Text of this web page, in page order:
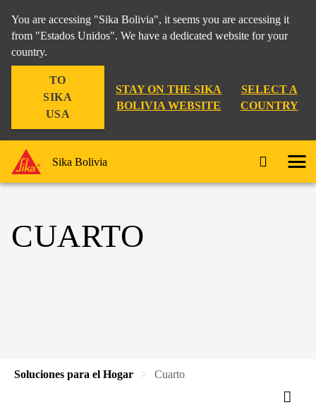
You are accessing "Sika Bolivia", it seems you are accessing it
from "Estados Unidos". We have a dedicated website for your
country.
TO
SIKA
USA
STAY ON THE SIKA
BOLIVIA WEBSITE
SELECT A
COUNTRY
Sika Bolivia
CUARTO
Soluciones para el Hogar Cuarto